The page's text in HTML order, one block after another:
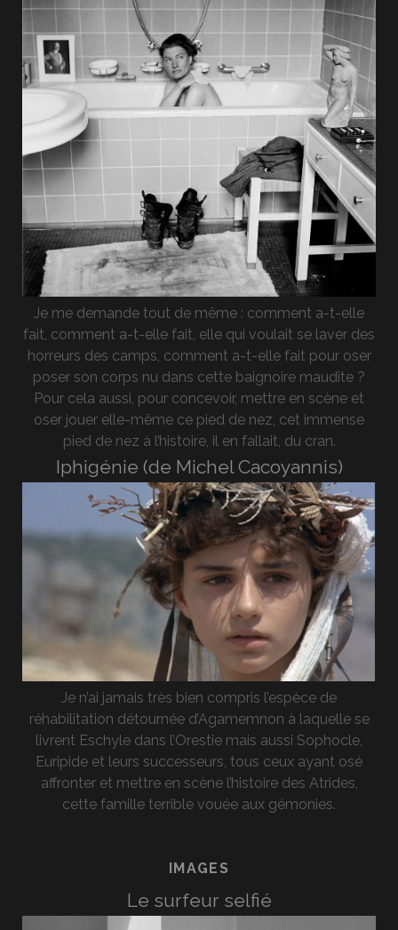
Je me demande tout de même : comment a-t-elle
fait, comment a-t-elle fait, elle qui voulait se laver des
horreurs des camps, comment a-t-elle fait pour oser
poser son corps nu dans cette baignoire maudite ?
Pour cela aussi, pour concevoir, mettre en scène et
oser jouer elle-même ce pied de nez, cet immense
pied de nez à l’histoire, il en fallait, du cran.
Iphigénie (de Michel Cacoyannis)
Je n’ai jamais très bien compris l’espèce de
réhabilitation détournée d’Agamemnon à laquelle se
livrent Eschyle dans l’Orestie mais aussi Sophocle,
Euripide et leurs successeurs, tous ceux ayant osé
affronter et mettre en scène l’histoire des Atrides,
cette famille terrible vouée aux gémonies.
IMAGES
Le surfeur selfié